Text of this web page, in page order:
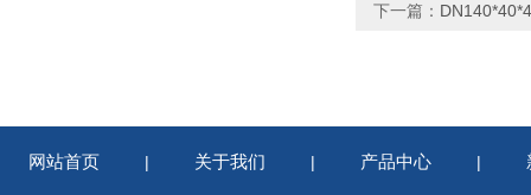
下一篇：
网站首页 | 关于我们 | 产品中心 |